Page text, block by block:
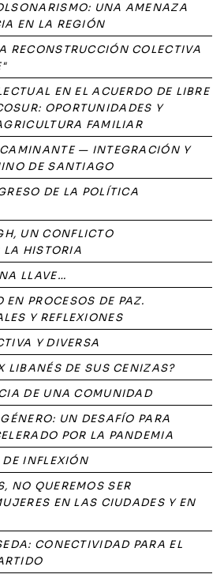
UNA AMENAZA
EN LA REGIÓN
RECONSTRUCCIÓN COLECTIVA
EN EL ACUERDO DE LIBRE
OPORTUNIDADES Y
FAMILIAR
— INTEGRACIÓN Y
DE SANTIAGO
DE LA POLÍTICA
UN CONFLICTO
HISTORIA
LLAVE…
PROCESOS DE PAZ.
Y REFLEXIONES
Y DIVERSA
LIBANÉS DE SUS CENIZAS?
DE UNA COMUNIDAD
UN DESAFÍO PARA
POR LA PANDEMIA
INFLEXIÓN
NO QUEREMOS SER
EN LAS CIUDADES Y EN
CONECTIVIDAD PARA EL